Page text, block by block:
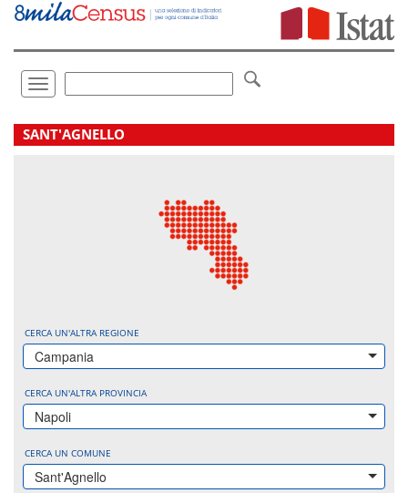
Vai
direttamente
Toggle
navigation
.
SANT'AGNELLO
CERCA UN'ALTRA REGIONE
Campania
CERCA UN'ALTRA PROVINCIA
Napoli
CERCA UN COMUNE
Sant'Agnello